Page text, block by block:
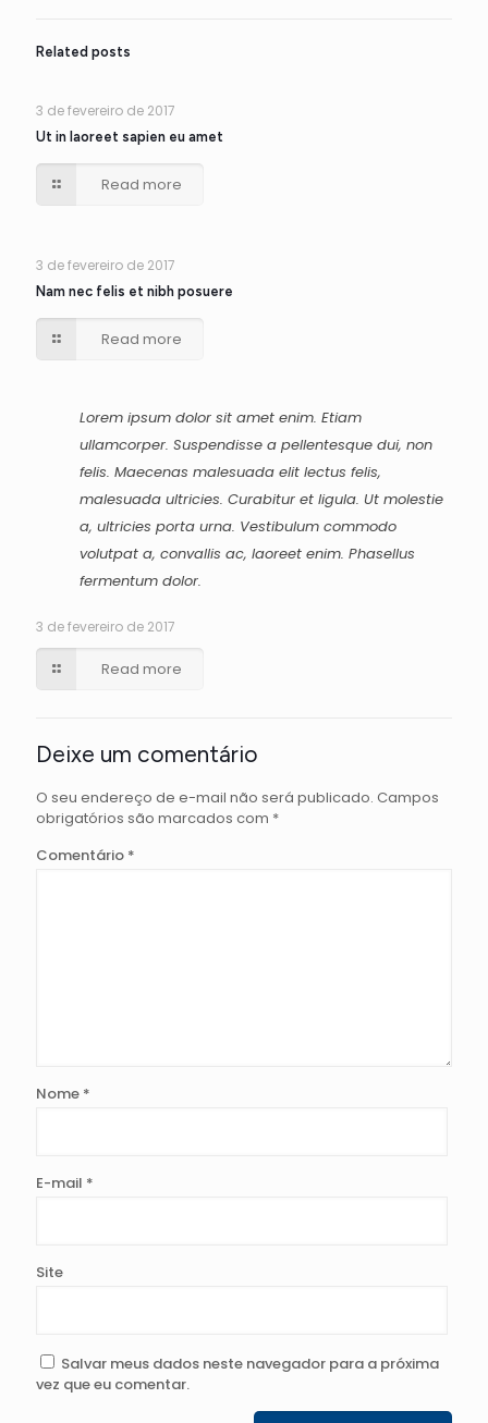
Related posts
3 de fevereiro de 2017
Ut in laoreet sapien eu amet
Read more
3 de fevereiro de 2017
Nam nec felis et nibh posuere
Read more
Lorem ipsum dolor sit amet enim. Etiam
ullamcorper. Suspendisse a pellentesque dui, non
felis. Maecenas malesuada elit lectus felis,
malesuada ultricies. Curabitur et ligula. Ut molestie
a, ultricies porta urna. Vestibulum commodo
volutpat a, convallis ac, laoreet enim. Phasellus
fermentum dolor.
3 de fevereiro de 2017
Read more
Deixe um comentário
O seu endereço de e-mail não será publicado. Campos
obrigatórios são marcados com *
Comentário *
Nome *
E-mail *
Site
Salvar meus dados neste navegador para a próxima
vez que eu comentar.